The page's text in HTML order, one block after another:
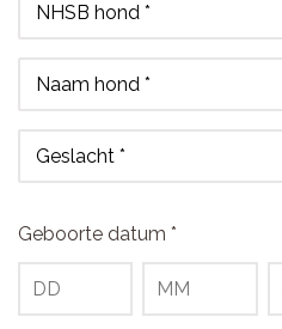
NHSB hond *
Naam hond *
Geslacht *
Geboorte datum *